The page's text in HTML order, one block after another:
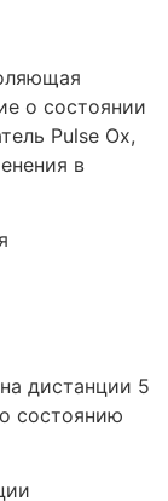
о состоянии
Pulse Ox,
в
дистанции 5
состоянию